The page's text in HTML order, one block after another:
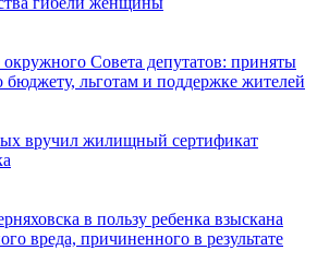
окружного Совета депутатов: приняты
льготам и поддержке жителей
вручил жилищный сертификат
в пользу ребенка взыскана
вреда, причиненного в результате